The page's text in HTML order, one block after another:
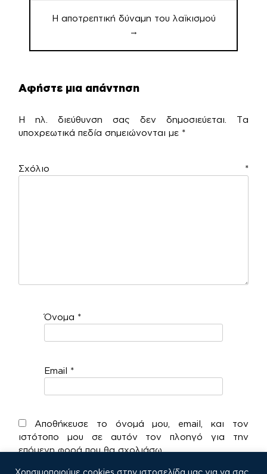
Η αποτρεπτική δύναμη του λαϊκισμού
→
Αφήστε μια απάντηση
Η ηλ. διεύθυνση σας δεν δημοσιεύεται.
Τα
υποχρεωτικά πεδία σημειώνονται με *
Σχόλιο *
Όνομα *
Email *
Αποθήκευσε το όνομά μου, email, και τον
ιστότοπο μου σε αυτόν τον πλοηγό για την
επόμενη φορά που θα σχολιάσω.
Χρησιμοποιούμε cookies στην ιστοσελίδα μας για να σας